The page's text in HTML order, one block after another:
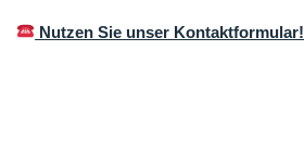
Nutzen Sie unser Kontaktformular!